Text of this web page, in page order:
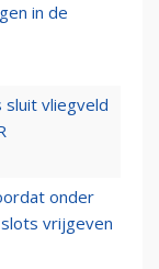
in de
sluit vliegveld
onder
vrijgeven